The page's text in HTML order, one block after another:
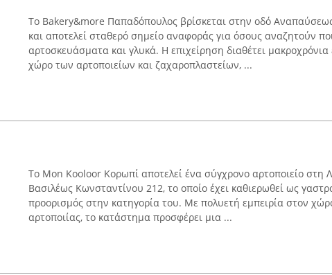
Το Bakery&more Παπαδόπουλος βρίσκεται στην οδό
και αποτελεί σταθερό σημείο αναφοράς για όσους αναζητούν
αρτοσκευάσματα και γλυκά. Η επιχείρηση διαθέτει μακροχρόνια
χώρο των αρτοποιείων και ζαχαροπλαστείων, ...
Το Mon Kooloor Κορωπί αποτελεί ένα σύγχρονο αρτοποιείο στη
Βασιλέως Κωνσταντίνου 212, το οποίο έχει καθιερωθεί ως
προορισμός στην κατηγορία του. Με πολυετή εμπειρία στον
αρτοποιίας, το κατάστημα προσφέρει μια ...